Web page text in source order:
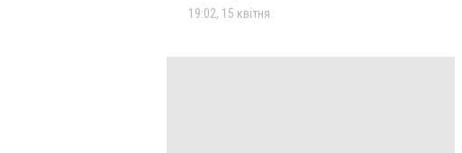
19:02, 15 квітня